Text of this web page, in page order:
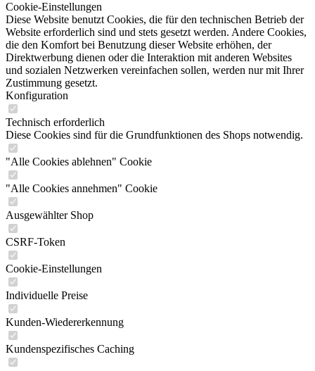
Cookie-Einstellungen
Diese Website benutzt Cookies, die für den technischen Betrieb der
Website erforderlich sind und stets gesetzt werden. Andere Cookies,
die den Komfort bei Benutzung dieser Website erhöhen, der
Direktwerbung dienen oder die Interaktion mit anderen Websites
und sozialen Netzwerken vereinfachen sollen, werden nur mit Ihrer
Zustimmung gesetzt.
Konfiguration
Technisch erforderlich
Diese Cookies sind für die Grundfunktionen des Shops notwendig.
"Alle Cookies ablehnen" Cookie
"Alle Cookies annehmen" Cookie
Ausgewählter Shop
CSRF-Token
Cookie-Einstellungen
Individuelle Preise
Kunden-Wiedererkennung
Kundenspezifisches Caching